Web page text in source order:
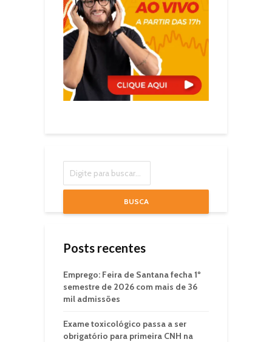
BUSCA
Posts recentes
Emprego: Feira de Santana fecha 1º
semestre de 2026 com mais de 36
mil admissões
Exame toxicológico passa a ser
obrigatório para primeira CNH na